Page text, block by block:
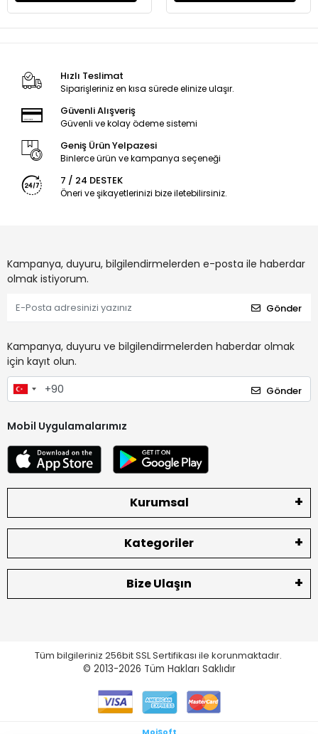
Hızlı Teslimat
Siparişleriniz en kısa sürede elinize ulaşır.
Güvenli Alışveriş
Güvenli ve kolay ödeme sistemi
Geniş Ürün Yelpazesi
Binlerce ürün ve kampanya seçeneği
7 / 24 DESTEK
Öneri ve şikayetlerinizi bize iletebilirsiniz.
Kampanya, duyuru, bilgilendirmelerden e-posta ile haberdar
olmak istiyorum.
Gönder
Kampanya, duyuru ve bilgilendirmelerden haberdar olmak
için kayıt olun.
Gönder
Mobil Uygulamalarımız
Kurumsal
Kategoriler
Bize Ulaşın
Tüm bilgileriniz 256bit SSL Sertifikası ile korunmaktadır.
© 2013-2026 Tüm Hakları Saklıdır